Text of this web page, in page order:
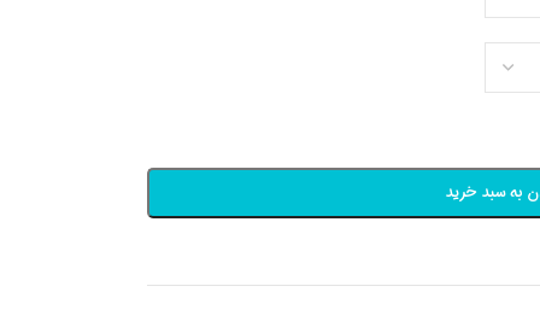
به سبد خرید